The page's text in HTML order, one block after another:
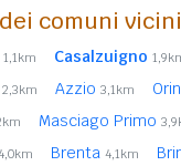
comuni vicini
1,1km Casalzuigno
2,3km Azzio 3,1km
Masciago Primo
Brenta 4,1km